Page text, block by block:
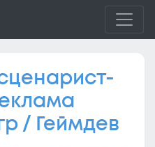
/ Геймдев